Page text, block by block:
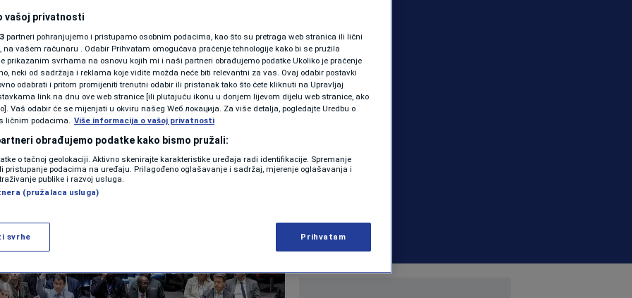
PODCAST
N1 SPECIJAL
FENOMENI
NEISTRAŽENO
VIRALNO
VIDEO
UN mora čuti
režim šalje
maj. 2026. 18:41 | VIJESTI | 0 komentara
Više
vašoj privatnosti
partneri pohranjujemo i pristupamo osobnim podacima, kao što su pretraga web stranica ili lični
na vašem računaru . Odabir Prihvatam omogućava praćenje tehnologije kako bi se pružila
prikazanim svrhama na osnovu kojih mi i naši partneri obrađujemo podatke Ukoliko je praćenje
neki od sadržaja i reklama koje vidite možda neće biti relevantni za vas. Ovaj odabir postavki
odabrati i pritom promijeniti trenutni odabir ili pristanak tako što ćete kliknuti na Upravljaj
link na dnu ove web stranice [ili plutajuću ikonu u donjem lijevom dijelu web stranice, ako
Vaš odabir će se mijenjati u okviru našeg Wеб локација. Za više detalja, pogledajte Uredbu o
ličnim podacima. Više informacija o vašoj privatnosti
obrađujemo podatke kako bismo pružali:
o tačnoj geolokaciji. Aktivno skenirajte karakteristike uređaja radi identifikacije. Spremanje
pristupanje podacima na uređaju. Prilagođeno oglašavanje i sadržaj, mjerenje oglašavanja i
publike i razvoj usluga.
(pružalaca usluga)
svrhe Prihvatam